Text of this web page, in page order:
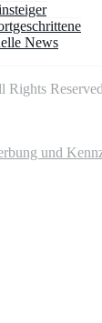
News
und